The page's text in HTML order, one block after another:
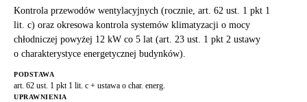
Kontrola przewodów wentylacyjnych (rocznie, art. 62 ust. 1 pkt 1
lit. c) oraz okresowa kontrola systemów klimatyzacji o mocy
chłodniczej powyżej 12 kW co 5 lat (art. 23 ust. 1 pkt 2 ustawy
o charakterystyce energetycznej budynków).
PODSTAWA
art. 62 ust. 1 pkt 1 lit. c + ustawa o char. energ.
UPRAWNIENIA